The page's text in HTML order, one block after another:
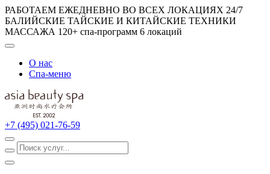
РАБОТАЕМ ЕЖЕДНЕВНО ВО ВСЕХ ЛОКАЦИЯХ 24/7
БАЛИЙСКИЕ ТАЙСКИЕ И КИТАЙСКИЕ ТЕХНИКИ
МАССАЖА 120+ спа-программ 6 локаций
О нас
Спа-меню
+7 (495) 021-76-59